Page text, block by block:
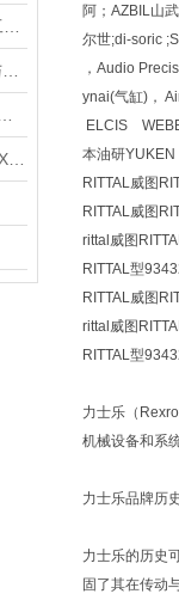
阿；AZBIL山
尔世;di-soric
，Audio
ynai(气缸)，
ELCIS
本油研YUKEN
RITTAL威图
RITTAL威图
rittal威图
RITTAL型
RITTAL威图
rittal威图
RITTAL型
力士乐（
机械设备和系
力士乐品牌历
力士乐的历史
固了其在传动